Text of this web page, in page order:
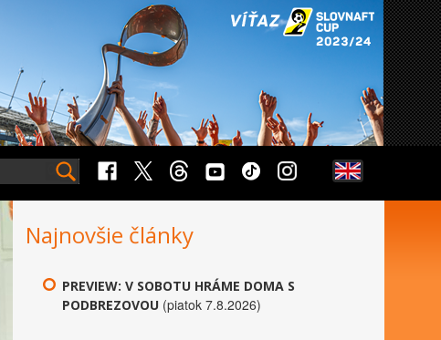
Najnovšie články
PREVIEW: V SOBOTU HRÁME DOMA S
PODBREZOVOU (piatok 7.8.2026)